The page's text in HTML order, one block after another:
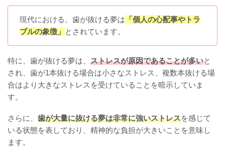
現代における、歯が抜ける夢は 「個人の心配事やトラ
ブルの象徴」 とされています。
特に、歯が抜ける夢は、 ストレスが原因であることが多いと
され、歯が1本抜ける場合は小さなストレス、複数本抜ける場
合はより大きなストレスを受けていることを暗示していま
す。
さらに、 歯が大量に抜ける夢は非常に強いストレスを感じて
いる状態を表しており、精神的な負担が大きいことを意味し
ます。